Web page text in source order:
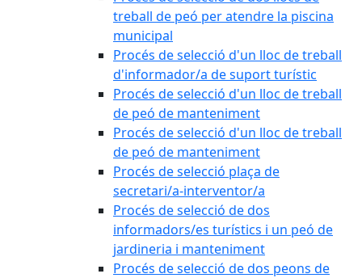
treball de peó per atendre la piscina
municipal
Procés de selecció d'un lloc de treball
d'informador/a de suport turístic
Procés de selecció d'un lloc de treball
de peó de manteniment
Procés de selecció d'un lloc de treball
de peó de manteniment
Procés de selecció plaça de
secretari/a-interventor/a
Procés de selecció de dos
informadors/es turístics i un peó de
jardineria i manteniment
Procés de selecció de dos peons de